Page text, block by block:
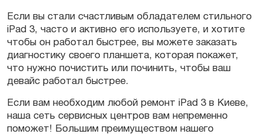
Если вы стали счастливым обладателем стильного
iPad 3, часто и активно его используете, и хотите
чтобы он работал быстрее, вы можете заказать
диагностику своего планшета, которая покажет,
что нужно почистить или починить, чтобы ваш
девайс работал быстрее.
Если вам необходим любой ремонт iPad 3 в Киеве,
наша сеть сервисных центров вам непременно
поможет! Большим преимуществом нашего